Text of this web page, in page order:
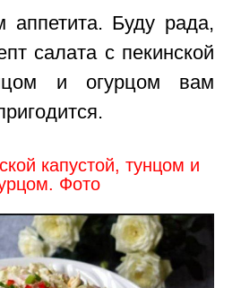
аппетита. Буду рада,
салата с пекинской
и огурцом вам
капустой, тунцом и
Фото